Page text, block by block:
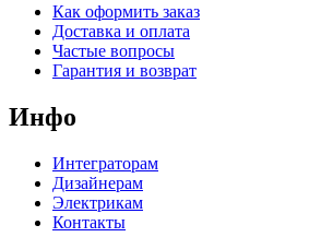
Как оформить заказ
Доставка и оплата
Частые вопросы
Гарантия и возврат
Инфо
Интеграторам
Дизайнерам
Электрикам
Контакты